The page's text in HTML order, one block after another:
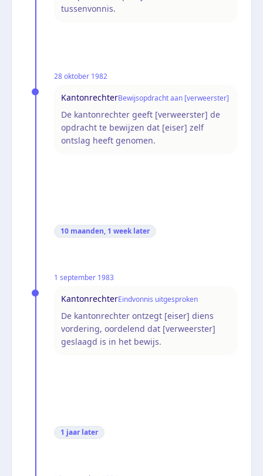
tussenvonnis.
28 oktober 1982
KantonrechterBewijsopdracht aan [verweerster]
De kantonrechter geeft [verweerster] de
opdracht te bewijzen dat [eiser] zelf
ontslag heeft genomen.
10 maanden, 1 week later
1 september 1983
KantonrechterEindvonnis uitgesproken
De kantonrechter ontzegt [eiser] diens
vordering, oordelend dat [verweerster]
geslaagd is in het bewijs.
1 jaar later